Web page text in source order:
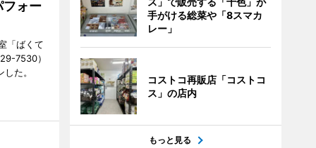
ォー
「ばくて
7530）
た。
手がける総菜や「8スマカ
レー」
コストコ再販店「コストコ
ス」の店内
もっと見る